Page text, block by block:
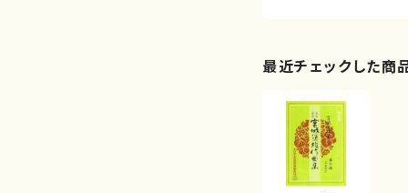
最近チェックした商